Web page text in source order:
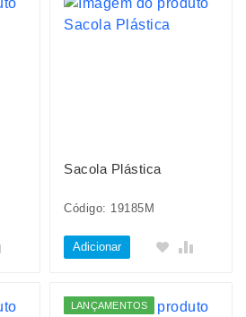
Sacola Plástica
Código: 19185M
Adicionar
LANÇAMENTOS